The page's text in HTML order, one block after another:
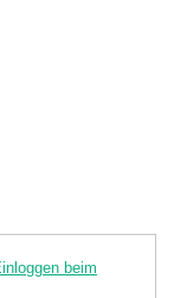
beim